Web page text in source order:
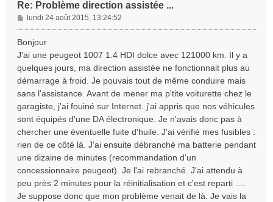
Re: Problème direction assistée ...
M
e
s
g
e
lundi 24 août 2015, 13:24:52
Bonjour
J'ai une peugeot 1007 1.4 HDI dolce avec 121000 km. Il y a
quelques jours, ma direction assistée ne fonctionnait plus au
démarrage à froid. Je pouvais tout de même conduire mais
sans l'assistance. Avant de mener ma p'tite voiturette chez le
garagiste, j'ai fouiné sur Internet. j'ai appris que nos véhicules
sont équipés d'une DA électronique. Je n'avais donc pas à
chercher une éventuelle fuite d'huile. J'ai vérifié mes fusibles :
rien de ce côté là. J'ai ensuite débranché ma batterie pendant
une dizaine de minutes (recommandation d'un
concessionnaire peugeot). Je l'ai rebranché. J'ai attendu à
peu près 2 minutes pour la réinitialisation et c'est reparti ....
Je suppose donc que mon problème venait de là. Je vais la